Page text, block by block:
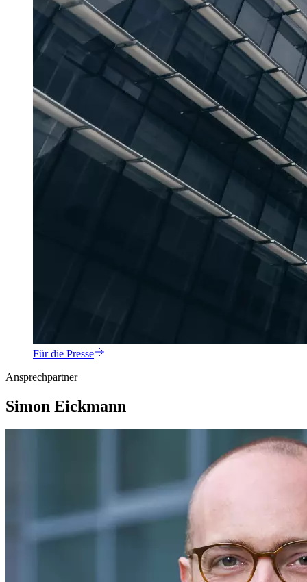
Für die Presse
Ansprechpartner
Simon Eickmann